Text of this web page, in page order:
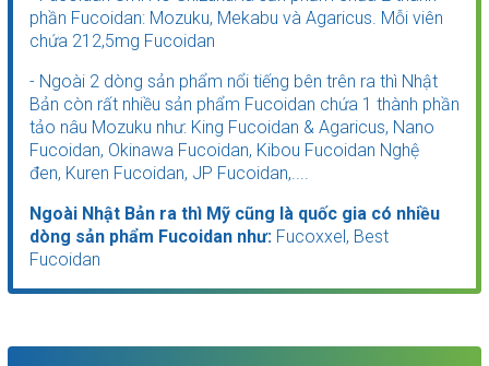
phần Fucoidan: Mozuku, Mekabu và Agaricus. Mỗi viên
chứa 212,5mg Fucoidan
- Ngoài 2 dòng sản phẩm nổi tiếng bên trên ra thì Nhật
Bản còn rất nhiều sản phẩm Fucoidan chứa 1 thành phần
tảo nâu Mozuku như: King Fucoidan & Agaricus, Nano
Fucoidan, Okinawa Fucoidan, Kibou Fucoidan Nghệ
đen, Kuren Fucoidan, JP Fucoidan,....
Ngoài Nhật Bản ra thì Mỹ cũng là quốc gia có nhiều
dòng sản phẩm Fucoidan như: Fucoxxel, Best
Fucoidan